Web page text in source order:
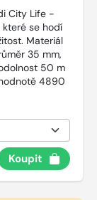
City Life -
které se hodí
Materiál
35 mm,
50 m
4890
Koupit